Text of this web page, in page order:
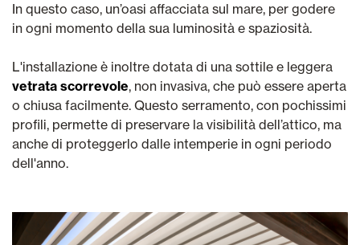
In questo caso, un’oasi affacciata sul mare, per godere
in ogni momento della sua luminosità e spaziosità.
L'installazione è inoltre dotata di una sottile e leggera
vetrata scorrevole, non invasiva, che può essere aperta
o chiusa facilmente. Questo serramento, con pochissimi
profili, permette di preservare la visibilità dell’attico, ma
anche di proteggerlo dalle intemperie in ogni periodo
dell'anno.